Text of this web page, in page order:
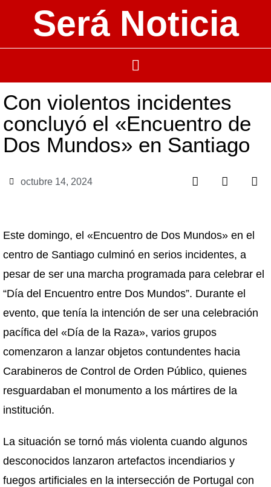
Será Noticia
Con violentos incidentes
concluyó el «Encuentro de
Dos Mundos» en Santiago
octubre 14, 2024
Este domingo, el «Encuentro de Dos Mundos» en el
centro de Santiago culminó en serios incidentes, a
pesar de ser una marcha programada para celebrar el
“Día del Encuentro entre Dos Mundos”. Durante el
evento, que tenía la intención de ser una celebración
pacífica del «Día de la Raza», varios grupos
comenzaron a lanzar objetos contundentes hacia
Carabineros de Control de Orden Público, quienes
resguardaban el monumento a los mártires de la
institución.
La situación se tornó más violenta cuando algunos
desconocidos lanzaron artefactos incendiarios y
fuegos artificiales en la intersección de Portugal con